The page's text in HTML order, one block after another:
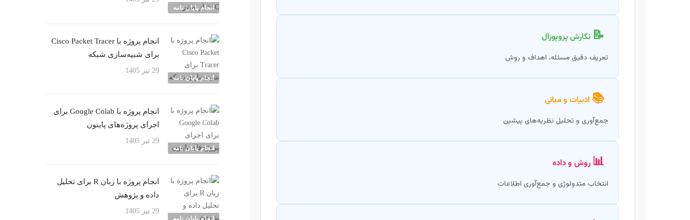
📝 نگارش پروپوزال
تعریف دقیق مسئله، اهداف و روش‌
📚 ادبیات و مبانی
جمع‌آوری و تحلیل نظریه‌های پیشین
📊 روش و داده
انتخاب متدولوژی و جمع‌آوری اطلاعات
انجام پایان نامه
انجام پایان نامه
انجام پروژه با Cisco Packet Tracer
برای شبیه‌سازی شبکه
29 تیر 1405
انجام پایان نامه
انجام پروژه با Google Colab برای
اجرای پروژه‌های پایتون
29 تیر 1405
انجام پایان نامه
انجام پروژه با زبان R برای تحلیل
داده و پژوهش
29 تیر 1405